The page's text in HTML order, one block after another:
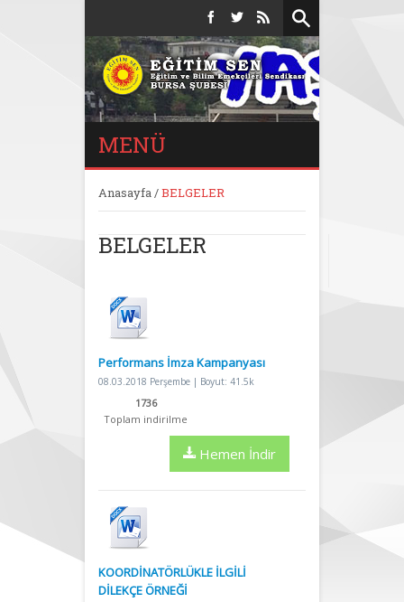
MENÜ
Anasayfa/BELGELER
BELGELER
Performans İmza Kampanyası
08.03.2018 Perşembe | Boyut: 41.5k
1736
Toplam indirilme
Hemen İndir
KOORDİNATÖRLÜKLE İLGİLİ
DİLEKÇE ÖRNEĞİ